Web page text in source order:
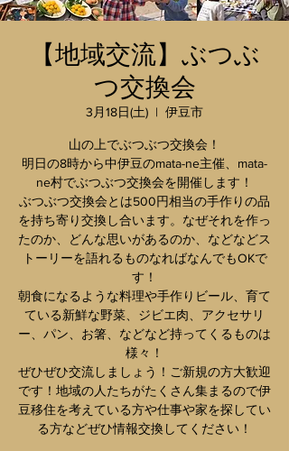
【地域交流】ぶつぶ
つ交換会
3月18日(土)
  |
伊豆市
山の上でぶつぶつ交換会！
明日の8時から中伊豆のmata-ne主催、mata-
ne村でぶつぶつ交換会を開催します！
ぶつぶつ交換会とは500円相当の手作りの品
を持ち寄り交換し合います。なぜそれを作っ
たのか、どんな思いがあるのか、などなどス
トーリーを語れるものなればなんでもOKで
す！
朝食になるような料理や手作りビール、育て
ている新鮮な野菜、ジビエ肉、アクセサリ
ー、パン、お箸、などなど持ってくるものは
様々！
ぜひぜひ交流しましょう！ご新規の方大歓迎
です！地域の人たちがたくさん集まるので伊
豆移住を考えている方や仕事や家を探してい
る方などぜひ情報交換してください！